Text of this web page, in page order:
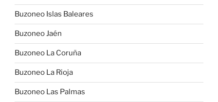
Buzoneo Islas Baleares
Buzoneo Jaén
Buzoneo La Coruña
Buzoneo La Rioja
Buzoneo Las Palmas